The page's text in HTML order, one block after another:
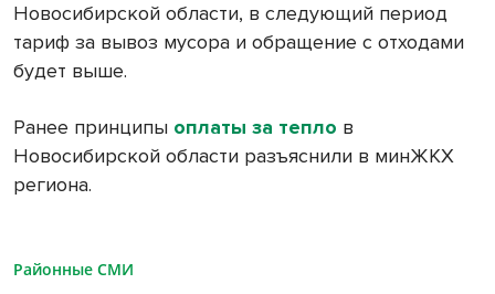
Новосибирской области, в следующий период
тариф за вывоз мусора и обращение с отходами
будет выше.
Ранее принципы оплаты за тепло в
Новосибирской области разъяснили в минЖКХ
региона.
Районные СМИ